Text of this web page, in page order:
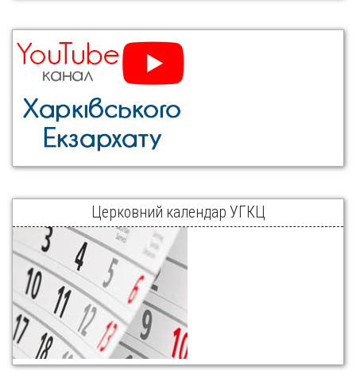
Церковний календар УГКЦ